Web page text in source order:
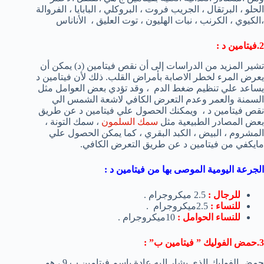
الحلو ، البرتقال ، الجريب فروت ، البروكلي ، البابايا ، الفروالة
،الكيوي ، الكرنب ، نبات الهليون ، توت العليق ، الأناناس
2.فيتامين د
:
تشير المزيد من الدراسات إلى أن نقص فيتامين (د) يمكن أن
يعرض المرء لخطر الاصابة بأمراض القلب. ذلك لأن فيتامين د
يساعد علي تنظيم ضغط الدم ، وقد تؤدي بعض العوامل مثل
السمنة والعمر وعدم التعرض الكافي لاشعة الشمس الي
نقص فيتامين د ، ويمكنك الحصول علي فيتامين د عن طريق
بعض المصادر الطبيعية مثل سمك السلمون ، سمك التونة ،
المشروم ، البيض ، الكبد البقري ، كما يمكن الحصول علي
مايكفي من فيتامين د عن طريق التعرض الكافي.
الجرعة اليومية الموصى بها من فيتامين د :
للرجال :
للنساء :
للنساء الحوامل :
3.حمض الفوليك ” فيتامين ب”
: